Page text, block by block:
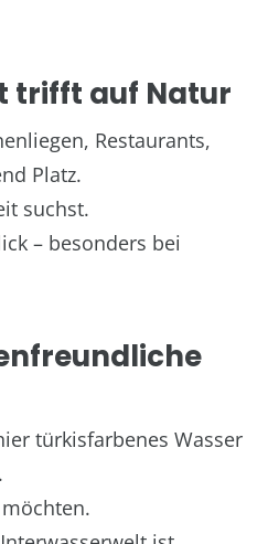
trifft auf Natur
Restaurants,
Platz.
suchst.
– besonders bei
türkisfarbenes Wasser